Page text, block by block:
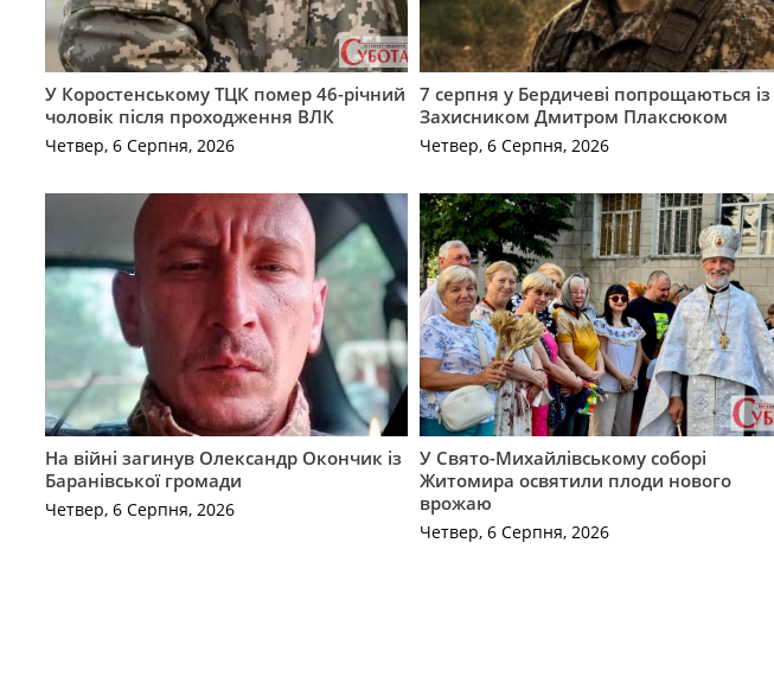
У Коростенському ТЦК помер 46-річний
чоловік після проходження ВЛК
Четвер, 6 Серпня, 2026
7 серпня у Бердичеві попрощаються із
Захисником Дмитром Плаксюком
Четвер, 6 Серпня, 2026
На війні загинув Олександр Окончик із
Баранівської громади
Четвер, 6 Серпня, 2026
У Свято-Михайлівському соборі
Житомира освятили плоди нового
врожаю
Четвер, 6 Серпня, 2026